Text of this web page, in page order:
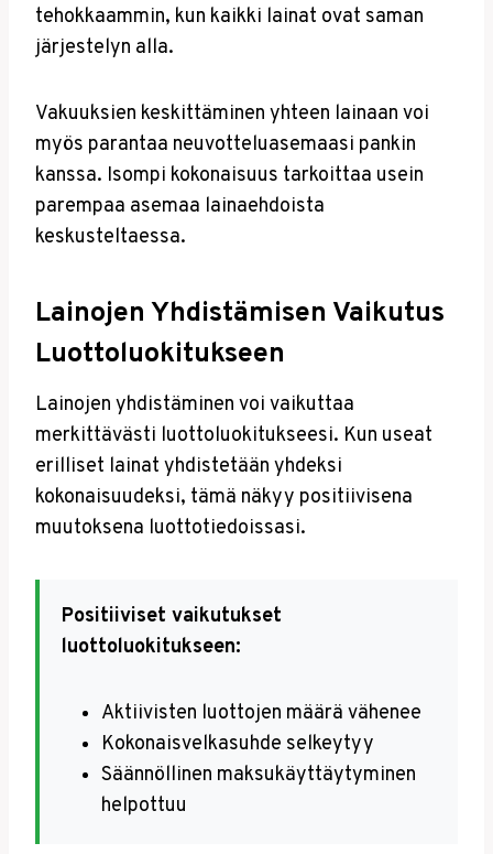
tehokkaammin, kun kaikki lainat ovat saman
järjestelyn alla.
Vakuuksien keskittäminen yhteen lainaan voi
myös parantaa neuvotteluasemaasi pankin
kanssa. Isompi kokonaisuus tarkoittaa usein
parempaa asemaa lainaehdoista
keskusteltaessa.
Lainojen Yhdistämisen Vaikutus
Luottoluokitukseen
Lainojen yhdistäminen voi vaikuttaa
merkittävästi luottoluokitukseesi. Kun useat
erilliset lainat yhdistetään yhdeksi
kokonaisuudeksi, tämä näkyy positiivisena
muutoksena luottotiedoissasi.
Positiiviset vaikutukset
luottoluokitukseen:
Aktiivisten luottojen määrä vähenee
Kokonaisvelkasuhde selkeytyy
Säännöllinen maksukäyttäytyminen
helpottuu